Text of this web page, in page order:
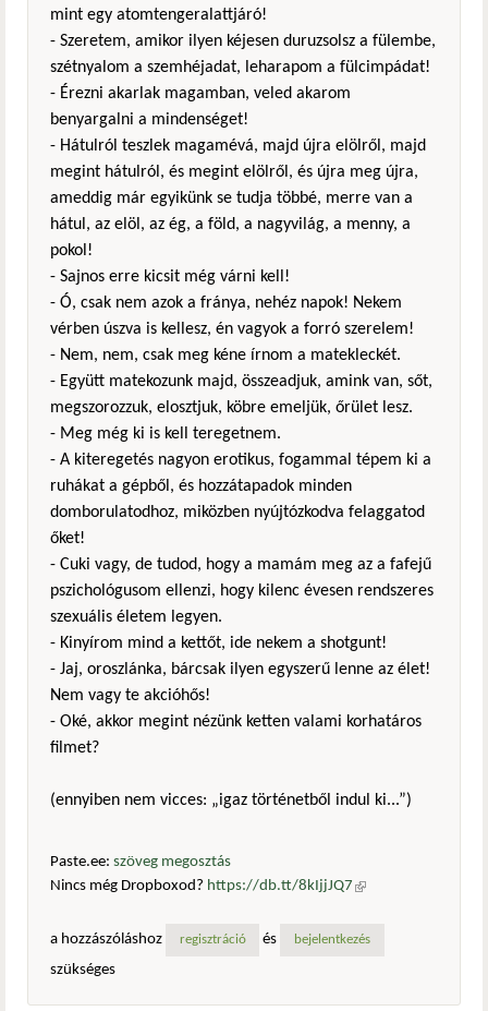
mint egy atomtengeralattjáró!
- Szeretem, amikor ilyen kéjesen duruzsolsz a fülembe,
szétnyalom a szemhéjadat, leharapom a fülcimpádat!
- Érezni akarlak magamban, veled akarom
benyargalni a mindenséget!
- Hátulról teszlek magamévá, majd újra elölről, majd
megint hátulról, és megint elölről, és újra meg újra,
ameddig már egyikünk se tudja többé, merre van a
hátul, az elöl, az ég, a föld, a nagyvilág, a menny, a
pokol!
- Sajnos erre kicsit még várni kell!
- Ó, csak nem azok a fránya, nehéz napok! Nekem
vérben úszva is kellesz, én vagyok a forró szerelem!
- Nem, nem, csak meg kéne írnom a matekleckét.
- Együtt matekozunk majd, összeadjuk, amink van, sőt,
megszorozzuk, elosztjuk, köbre emeljük, őrület lesz.
- Meg még ki is kell teregetnem.
- A kiteregetés nagyon erotikus, fogammal tépem ki a
ruhákat a gépből, és hozzátapadok minden
domborulatodhoz, miközben nyújtózkodva felaggatod
őket!
- Cuki vagy, de tudod, hogy a mamám meg az a fafejű
pszichológusom ellenzi, hogy kilenc évesen rendszeres
szexuális életem legyen.
- Kinyírom mind a kettőt, ide nekem a shotgunt!
- Jaj, oroszlánka, bárcsak ilyen egyszerű lenne az élet!
Nem vagy te akcióhős!
- Oké, akkor megint nézünk ketten valami korhatáros
filmet?
(ennyiben nem vicces: „igaz történetből indul ki...”)
Paste.ee: szöveg megosztás
Nincs még Dropboxod? https://db.tt/8kIjjJQ7 (külső
a hozzászóláshoz
regisztráció és bejelentkezés
szükséges